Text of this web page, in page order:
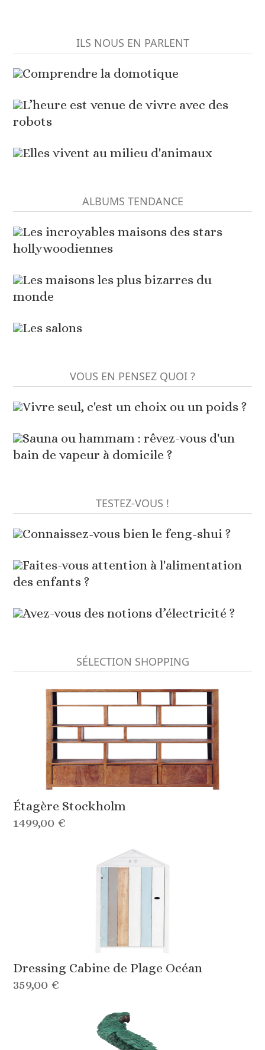
ILS NOUS EN PARLENT
Comprendre la domotique
L’heure est venue de vivre avec des
robots
Elles vivent au milieu d'animaux
ALBUMS TENDANCE
Les incroyables maisons des stars
hollywoodiennes
Les maisons les plus bizarres du
monde
Les salons
VOUS EN PENSEZ QUOI ?
Vivre seul, c'est un choix ou un poids ?
Sauna ou hammam : rêvez-vous d'un
bain de vapeur à domicile ?
TESTEZ-VOUS !
Connaissez-vous bien le feng-shui ?
Faites-vous attention à l'alimentation
des enfants ?
Avez-vous des notions d’électricité ?
SÉLECTION SHOPPING
Étagère Stockholm
1499,00 €
Dressing Cabine de Plage Océan
359,00 €